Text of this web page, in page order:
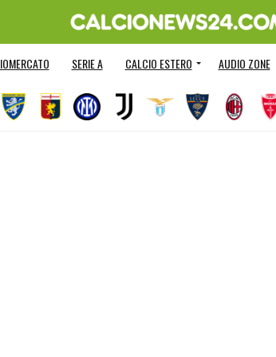
SERIE A CALCIO ESTERO AUDIO ZONE